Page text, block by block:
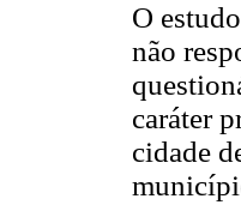
O
não
caráter
cidade